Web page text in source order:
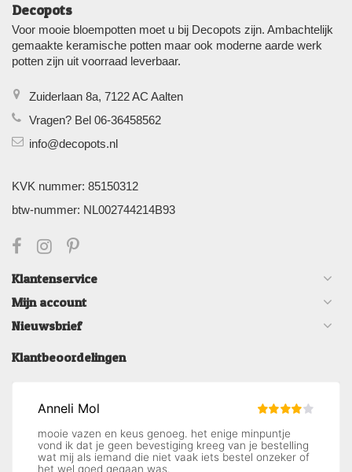
Decopots
Voor mooie bloempotten moet u bij Decopots zijn. Ambachtelijk
gemaakte keramische potten maar ook moderne aarde werk
potten zijn uit voorraad leverbaar.
Zuiderlaan 8a, 7122 AC Aalten
Vragen? Bel 06-36458562
info@decopots.nl
KVK nummer: 85150312
btw-nummer: NL002744214B93
Klantenservice
Mijn account
Nieuwsbrief
Klantbeoordelingen